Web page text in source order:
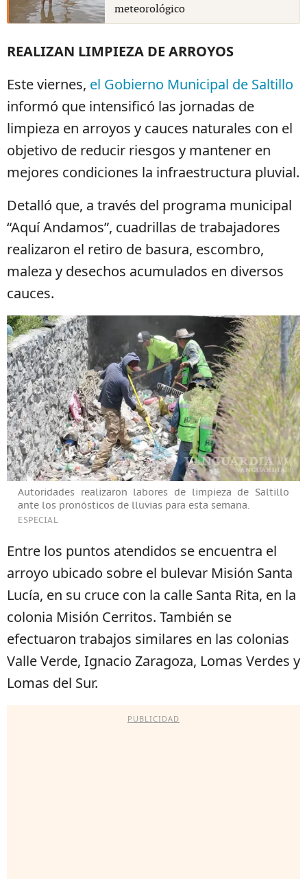
meteorológico
REALIZAN LIMPIEZA DE ARROYOS
Este viernes, el Gobierno Municipal de Saltillo
informó que intensificó las jornadas de
limpieza en arroyos y cauces naturales con el
objetivo de reducir riesgos y mantener en
mejores condiciones la infraestructura pluvial.
Detalló que, a través del programa municipal
“Aquí Andamos”, cuadrillas de trabajadores
realizaron el retiro de basura, escombro,
maleza y desechos acumulados en diversos
cauces.
Autoridades realizaron labores de limpieza de Saltillo
ante los pronósticos de lluvias para esta semana.
ESPECIAL
Entre los puntos atendidos se encuentra el
arroyo ubicado sobre el bulevar Misión Santa
Lucía, en su cruce con la calle Santa Rita, en la
colonia Misión Cerritos. También se
efectuaron trabajos similares en las colonias
Valle Verde, Ignacio Zaragoza, Lomas Verdes y
Lomas del Sur.
PUBLICIDAD